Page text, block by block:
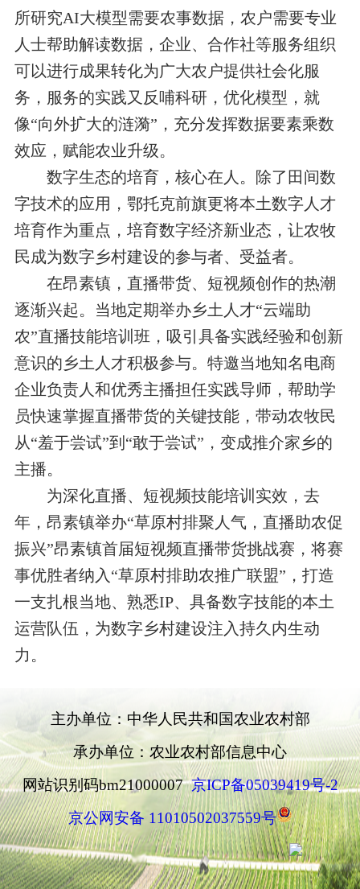
所研究AI大模型需要农事数据，农户需要专业
人士帮助解读数据，企业、合作社等服务组织
可以进行成果转化为广大农户提供社会化服
务，服务的实践又反哺科研，优化模型，就
像“向外扩大的涟漪”，充分发挥数据要素乘数
效应，赋能农业升级。
数字生态的培育，核心在人。除了田间数
字技术的应用，鄂托克前旗更将本土数字人才
培育作为重点，培育数字经济新业态，让农牧
民成为数字乡村建设的参与者、受益者。
在昂素镇，直播带货、短视频创作的热潮
逐渐兴起。当地定期举办乡土人才“云端助
农”直播技能培训班，吸引具备实践经验和创新
意识的乡土人才积极参与。特邀当地知名电商
企业负责人和优秀主播担任实践导师，帮助学
员快速掌握直播带货的关键技能，带动农牧民
从“羞于尝试”到“敢于尝试”，变成推介家乡的
主播。
为深化直播、短视频技能培训实效，去
年，昂素镇举办“草原村排聚人气，直播助农促
振兴”昂素镇首届短视频直播带货挑战赛，将赛
事优胜者纳入“草原村排助农推广联盟”，打造
一支扎根当地、熟悉IP、具备数字技能的本土
运营队伍，为数字乡村建设注入持久内生动
力。
主办单位：中华人民共和国农业农村部
承办单位：农业农村部信息中心
网站识别码bm21000007京ICP备05039419号-2
京公网安备 11010502037559号